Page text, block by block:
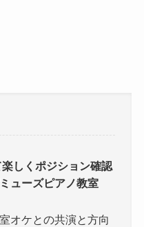
しくポジション確認
ューズピアノ教室
オケとの共演と方向